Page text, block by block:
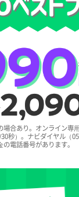
合あり。オンライン専⽤
秒）。ナビダイヤル（
電話番号があります。